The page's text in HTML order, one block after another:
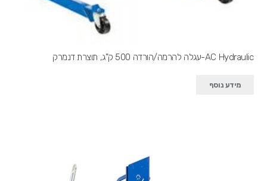
AC Hydraulic-עגלה להרמה/הורדה 500 ק"ג, תוצרת דנמרק
מידע נוסף